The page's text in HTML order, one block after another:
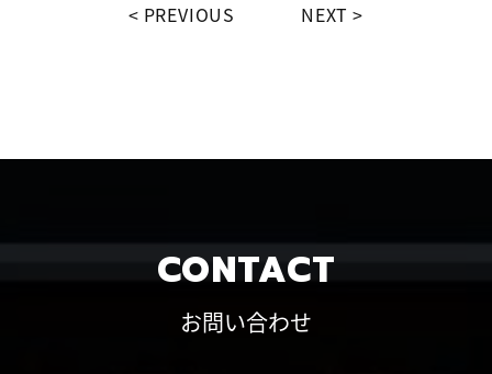
PREVIOUS NEXT
CONTACT
お問い合わせ